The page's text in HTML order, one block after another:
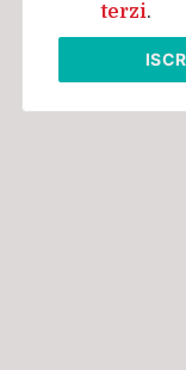
terzi.